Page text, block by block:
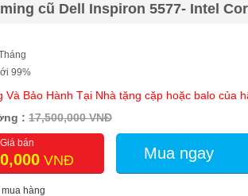
cũ Dell Inspiron 5577- Intel
99%
Và Bảo Hành Tại Nhà tặng cặp hoặc balo của
: 17,500,000 VNĐ
Giá bán
VNĐ Mua ngay
hàng